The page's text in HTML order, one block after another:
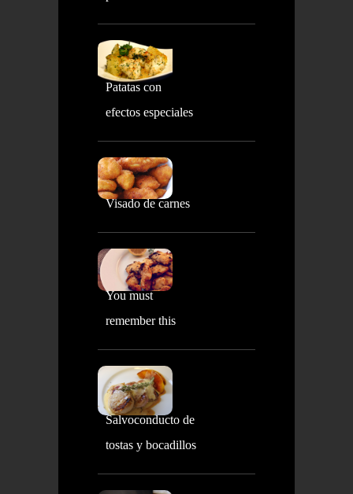
Patatas con
efectos especiales
Visado de carnes
You must
remember this
Salvoconducto de
tostas y bocadillos